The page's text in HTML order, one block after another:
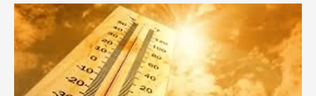
گلگت
بلتستان
میں